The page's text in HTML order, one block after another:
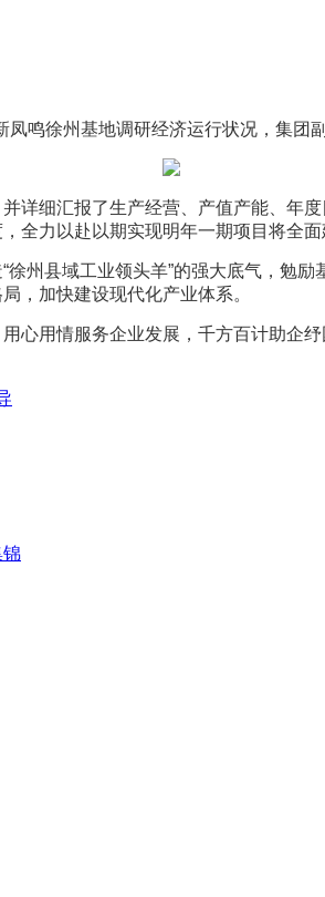
徐州基地调研经济运行状况，集团副
细汇报了生产经营、产值产能、年
全力以赴以期实现明年一期项目将全面
县域工业领头羊”的强大底气，勉
，加快建设现代化产业体系。
用情服务企业发展，千方百计助企
锦